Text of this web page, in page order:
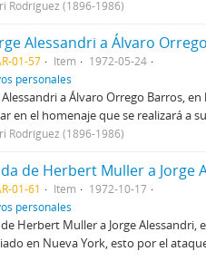
Rodríguez (1896-1986)
Alessandri a Álvaro
01-57 Item
1972-05-24
personales
a Álvaro Orrego Barros,
en el homenaje que se realizará a
Rodríguez (1896-1986)
de Herbert Muller a Jorge
01-61 Item
1972-10-17
personales
Herbert Muller a Jorge Alessandri,
en Nueva York, esto por el